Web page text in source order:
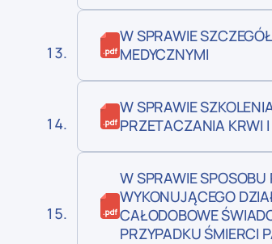
W SPRAWIE
MEDYCZNYMI
W SPRAWIE
PRZETACZANIA KRWI
W SPRAWIE
WYKONUJĄCEGO
CAŁODOBOWE
PRZYPADKU ŚMIERCI